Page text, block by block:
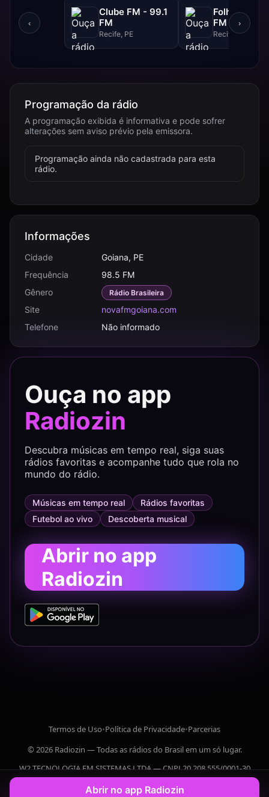
‹
Clube FM - 99.1
FM
Recife, PE
Folha FM -
FM
Recife, PE
›
Programação da rádio
A programação exibida é informativa e pode sofrer
alterações sem aviso prévio pela emissora.
Programação ainda não cadastrada para esta
rádio.
Informações
Cidade
Goiana, PE
Frequência
98.5 FM
Gênero
Rádio Brasileira
Site
novafmgoiana.com
Telefone
Não informado
Ouça no app
Radiozin
Descubra músicas em tempo real, siga suas
rádios favoritas e acompanhe tudo que rola no
mundo do rádio.
Músicas em tempo real
Rádios favoritas
Futebol ao vivo
Descoberta musical
Abrir no app
Radiozin
Termos de Uso•Política de Privacidade•Parcerias
© 2026 Radiozin — Todas as rádios do Brasil em um só lugar.
W2 TECNOLOGIA EM SISTEMAS LTDA — CNPJ 20.208.555/0001-30
Abrir no app Radiozin